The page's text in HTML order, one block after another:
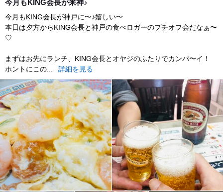
今月もKING会長が来神♪
今月もKING会長が神戸に〜♪嬉しい〜
本日は夕方からKING会長と神戸の食べロガーのプチオフ会だなぁ〜
♡
まずはお先にランチ、KING会長とオヤジのふたりでカンパ〜イ！
ホントにこの...
詳細を見る